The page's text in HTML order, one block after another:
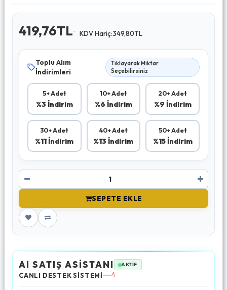
419,76TL KDV Hariç:349,80TL
Toplu Alım
İndirimleri
Tıklayarak Miktar
Seçebilirsiniz
5+ Adet
%3 İndirim
10+ Adet
%6 İndirim
20+ Adet
%9 İndirim
30+ Adet
%11 İndirim
40+ Adet
%13 İndirim
50+ Adet
%15 İndirim
SEPETE EKLE
AI SATIŞ ASİSTANI AKTİF
CANLI DESTEK SİSTEMİ